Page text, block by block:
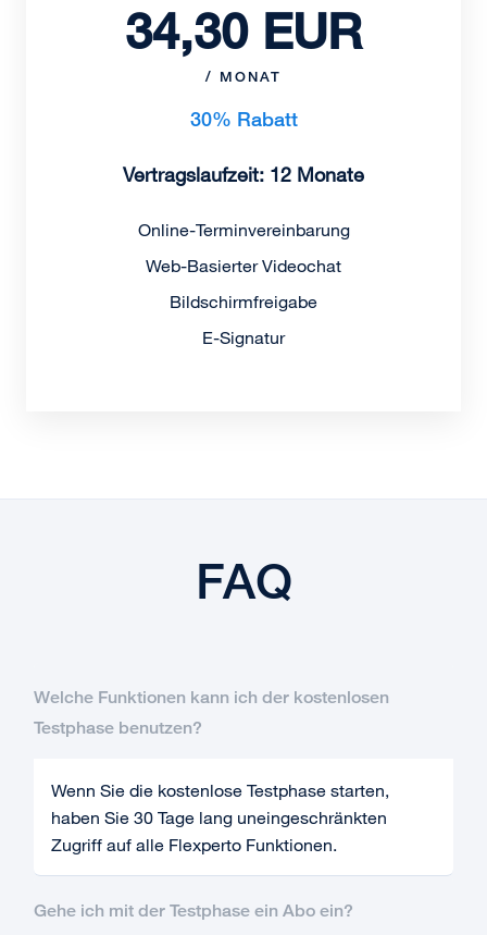
34,30 EUR
/ MONAT
30% Rabatt
Vertragslaufzeit: 12 Monate
Online-Terminvereinbarung
Web-Basierter Videochat
Bildschirmfreigabe
E-Signatur
FAQ
Welche Funktionen kann ich der kostenlosen
Testphase benutzen?
Wenn Sie die kostenlose Testphase starten,
haben Sie 30 Tage lang uneingeschränkten
Zugriff auf alle Flexperto Funktionen.
Gehe ich mit der Testphase ein Abo ein?